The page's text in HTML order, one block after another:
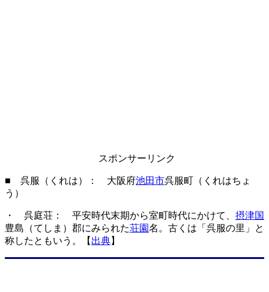
スポンサーリンク
■ 呉服（くれは）： 大阪府池田市呉服町（くれはちょ
う）
・ 呉庭荘： 平安時代末期から室町時代にかけて、 摂津国
豊島（てしま）郡にみられた荘園名。古くは「呉服の里」と
称したともいう。【 出典】